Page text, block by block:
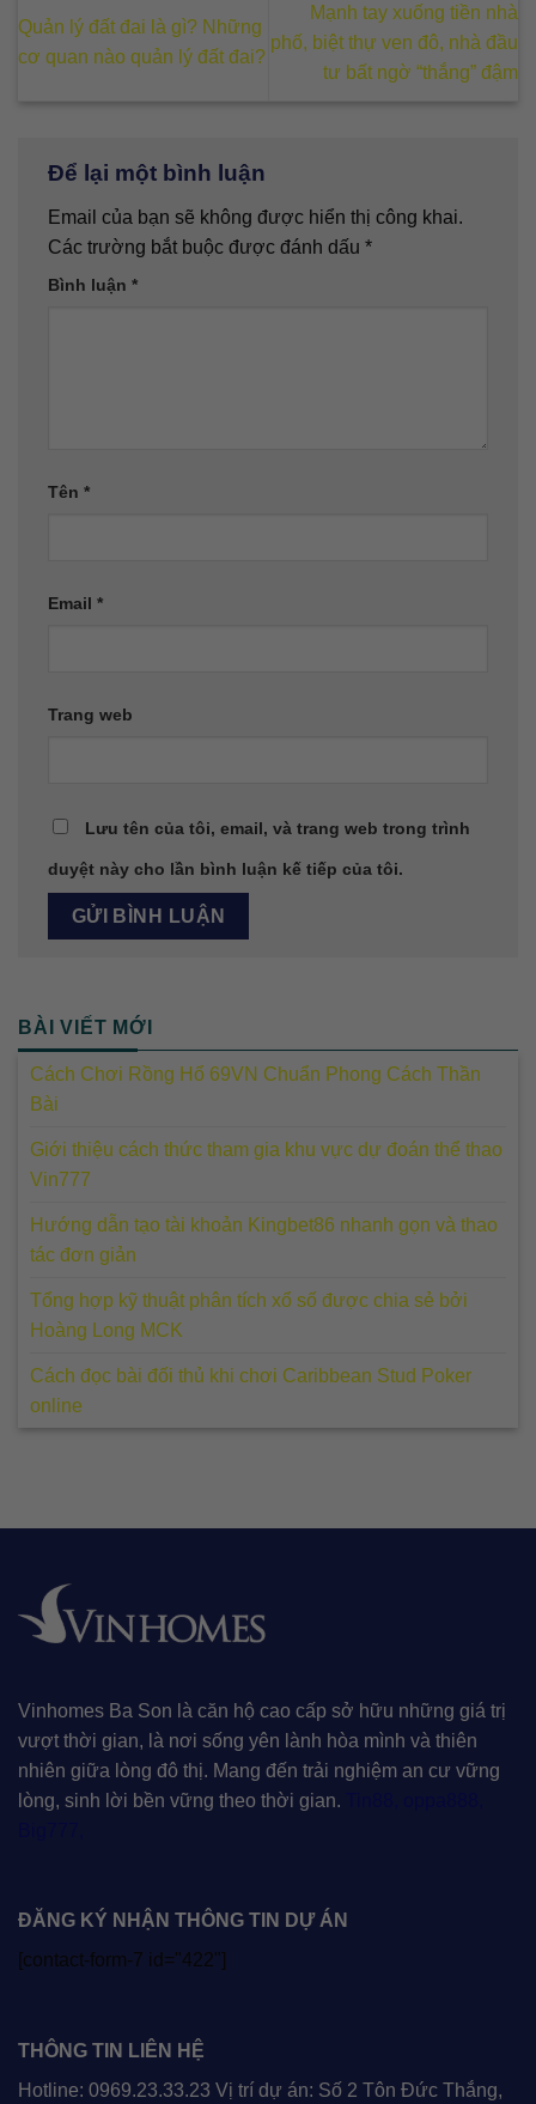
Quản lý đất đai là gì? Những
cơ quan nào quản lý đất đai?
Mạnh tay xuống tiền nhà
phố, biệt thự ven đô, nhà đầu
tư bất ngờ “thắng” đậm
Để lại một bình luận
Email của bạn sẽ không được hiển thị công khai.
Các trường bắt buộc được đánh dấu *
Bình luận *
Tên *
Email *
Trang web
Lưu tên của tôi, email, và trang web trong trình
duyệt này cho lần bình luận kế tiếp của tôi.
BÀI VIẾT MỚI
Cách Chơi Rồng Hổ 69VN Chuẩn Phong Cách Thần
Bài
Giới thiệu cách thức tham gia khu vực dự đoán thể thao
Vin777
Hướng dẫn tạo tài khoản Kingbet86 nhanh gọn và thao
tác đơn giản
Tổng hợp kỹ thuật phân tích xổ số được chia sẻ bởi
Hoàng Long MCK
Cách đọc bài đối thủ khi chơi Caribbean Stud Poker
online
Vinhomes Ba Son là căn hộ cao cấp sở hữu những giá trị
vượt thời gian, là nơi sống yên lành hòa mình và thiên
nhiên giữa lòng đô thị. Mang đến trải nghiệm an cư vững
lòng, sinh lời bền vững theo thời gian.
ĐĂNG KÝ NHẬN THÔNG TIN DỰ ÁN
[contact-form-7 id="422"]
THÔNG TIN LIÊN HỆ
Hotline: 0969.23.33.23 Vị trí dự án: Số 2 Tôn Đức Thắng,